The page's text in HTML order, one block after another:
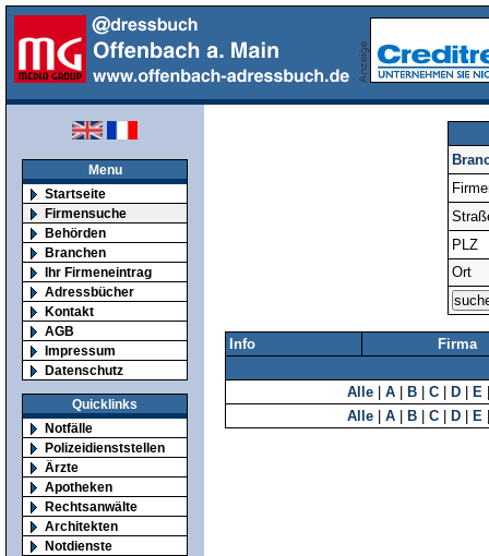
Menu
Startseite
Firmensuche
Behörden
Branchen
Ihr Firmeneintrag
Adressbücher
Kontakt
AGB
Impressum
Datenschutz
Quicklinks
Notfälle
Polizeidienststellen
Ärzte
Apotheken
Rechtsanwälte
Architekten
Notdienste
PLZ
Ort
Info Firma
Alle A B C D E
Alle
A B C D E